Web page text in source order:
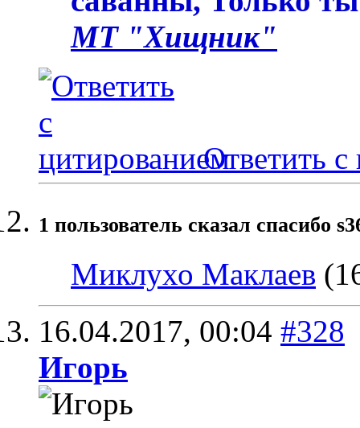
МТ "Хищник"
Ответить с
1 пользователь сказал cпасибо
Миклухо Маклаев
16.04.2017, 00:04 #328
Игoрь